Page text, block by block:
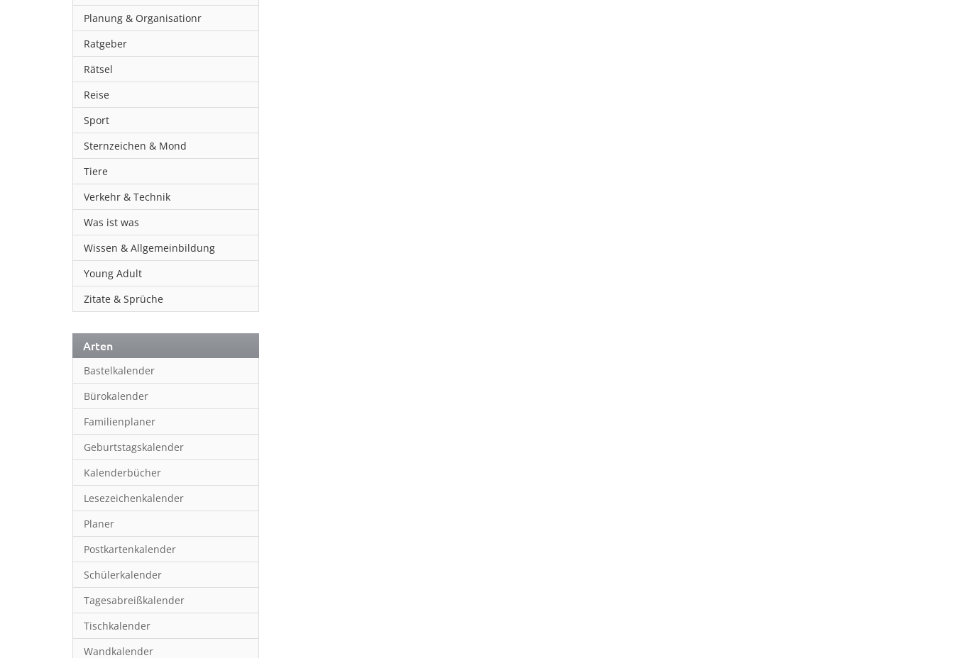
Planung & Organisationr
Ratgeber
Rätsel
Reise
Sport
Sternzeichen & Mond
Tiere
Verkehr & Technik
Was ist was
Wissen & Allgemeinbildung
Young Adult
Zitate & Sprüche
Arten
Bastelkalender
Bürokalender
Familienplaner
Geburtstagskalender
Kalenderbücher
Lesezeichenkalender
Planer
Postkartenkalender
Schülerkalender
Tagesabreißkalender
Tischkalender
Wandkalender